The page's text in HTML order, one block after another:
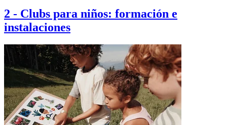
2 - Clubs para niños: formación e
instalaciones